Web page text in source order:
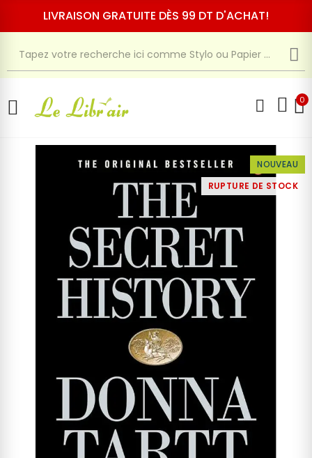
LIVRAISON GRATUITE DÈS 99 DT D'ACHAT!
0
NOUVEAU
RUPTURE DE STOCK